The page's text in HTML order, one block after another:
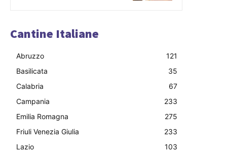
Cantine Italiane
Abruzzo
121
Basilicata
35
Calabria
67
Campania
233
Emilia Romagna
275
Friuli Venezia Giulia
233
Lazio
103